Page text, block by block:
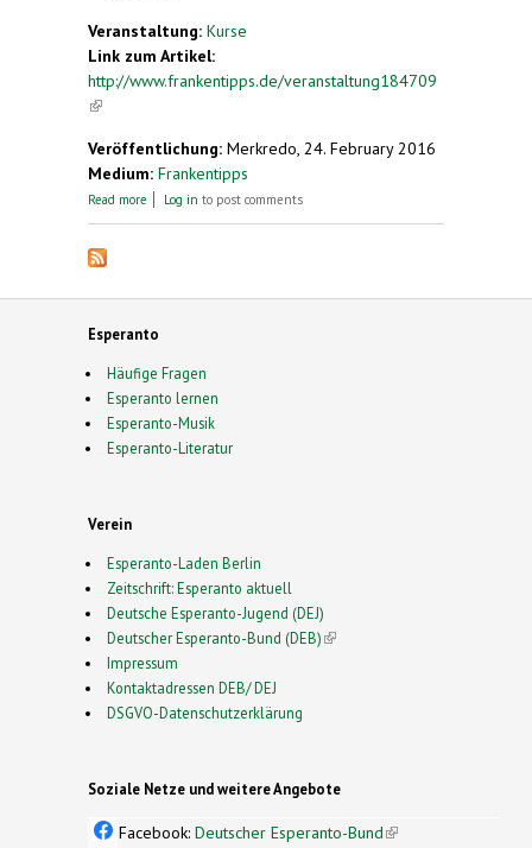
Veranstaltung: Kurse
Link zum Artikel:
http://www.frankentipps.de/veranstaltung184709
(link is external)
Veröffentlichung: Merkredo, 24. February 2016
Medium: Frankentipps
Read more about Esperanto-Wochenend-Sprachkurs
Log in to post comments
Esperanto
Häufige Fragen
Esperanto lernen
Esperanto-Musik
Esperanto-Literatur
Verein
Esperanto-Laden Berlin
Zeitschrift: Esperanto aktuell
Deutsche Esperanto-Jugend (DEJ)
Deutscher Esperanto-Bund (DEB)(link is external)
Impressum
Kontaktadressen DEB/ DEJ
DSGVO-Datenschutzerklärung
Soziale Netze und weitere Angebote
Facebook: Deutscher Esperanto-Bund(link is